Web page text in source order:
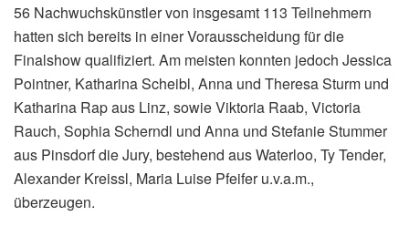
56 Nachwuchskünstler von insgesamt 113 Teilnehmern
hatten sich bereits in einer Vorausscheidung für die
Finalshow qualifiziert. Am meisten konnten jedoch Jessica
Pointner, Katharina Scheibl, Anna und Theresa Sturm und
Katharina Rap aus Linz, sowie Viktoria Raab, Victoria
Rauch, Sophia Scherndl und Anna und Stefanie Stummer
aus Pinsdorf die Jury, bestehend aus Waterloo, Ty Tender,
Alexander Kreissl, Maria Luise Pfeifer u.v.a.m.,
überzeugen.